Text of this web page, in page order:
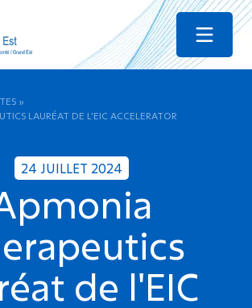
Menu
»
LAURÉAT DE L’EIC ACCELERATOR
24 JUILLET 2024
de l'EIC